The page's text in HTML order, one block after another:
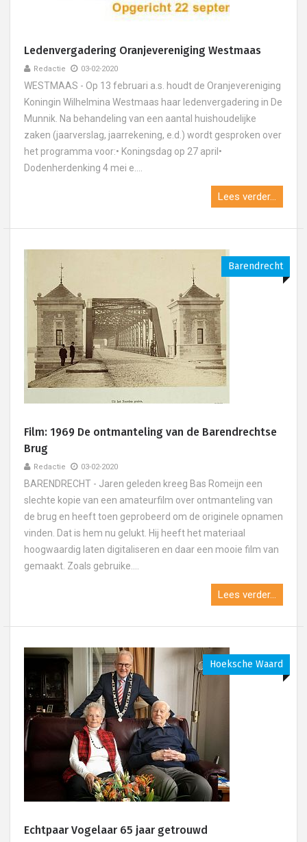
Ledenvergadering Oranjevereniging Westmaas
Redactie 03-02-2020
WESTMAAS - Op 13 februari a.s. houdt de Oranjevereniging
Koningin Wilhelmina Westmaas haar ledenvergadering in De
Munnik. Na behandeling van een aantal huishoudelijke
zaken (jaarverslag, jaarrekening, e.d.) wordt gesproken over
het programma voor:• Koningsdag op 27 april•
Dodenherdenking 4 mei e....
Lees verder...
Barendrecht
Film: 1969 De ontmanteling van de Barendrechtse
Brug
Redactie 03-02-2020
BARENDRECHT - Jaren geleden kreeg Bas Romeijn een
slechte kopie van een amateurfilm over ontmanteling van
de brug en heeft toen geprobeerd om de originele opnamen
vinden. Dat is hem nu gelukt. Hij heeft het materiaal
hoogwaardig laten digitaliseren en daar een mooie film van
gemaakt. Zoals gebruike....
Lees verder...
Hoeksche Waard
Echtpaar Vogelaar 65 jaar getrouwd